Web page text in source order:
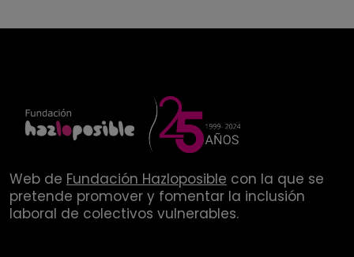
Web de Fundación Hazloposible con la que se
pretende promover y fomentar la inclusión
laboral de colectivos vulnerables.